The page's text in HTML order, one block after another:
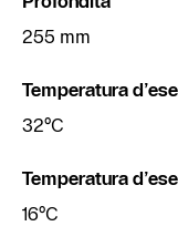
255 mm
Temperatura
32°C
Temperatura
16°C